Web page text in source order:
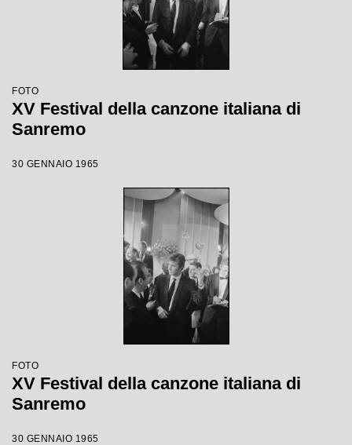
FOTO
XV Festival della canzone italiana di
Sanremo
30 GENNAIO 1965
FOTO
XV Festival della canzone italiana di
Sanremo
30 GENNAIO 1965